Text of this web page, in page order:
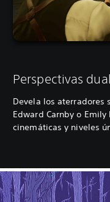
Perspectivas
Devela los aterradores
Edward Carnby o
cinemáticas y niveles